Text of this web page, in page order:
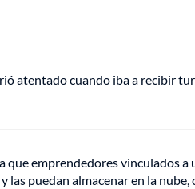
atentado cuando iba a recibir
que emprendedores vinculados
las puedan almacenar en la